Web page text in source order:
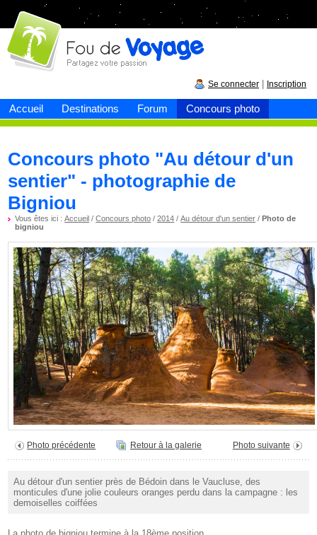
Accueil Destinations Forum Concours photo
Fou devoyage
Se connecter Inscription
Concours photo "Au détour d'un
sentier" - photographie de
Bigniou
Vous êtes ici :Accueil /Concours photo /2014 /Au détour d'un sentier /Photo de
bigniou
Photo précédente Retour à la galerie Photo suivante
Au détour d'un sentier près de Bédoin dans le Vaucluse, des
monticules d'une jolie couleurs oranges perdu dans la campagne : les
demoiselles coiffées